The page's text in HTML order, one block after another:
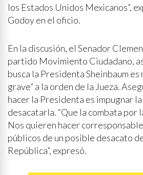
los Estados Unidos Mexicanos”,
Godoy en el oficio.
En la discusión, el Senador
partido Movimiento Ciudadano,
busca la Presidenta Sheinbaum
grave” a la orden de la Jueza.
hacer la Presidenta es impugnar
desacatarla. “Que la combata por
Nos quieren hacer
públicos de un posible desacato
República”, expresó.